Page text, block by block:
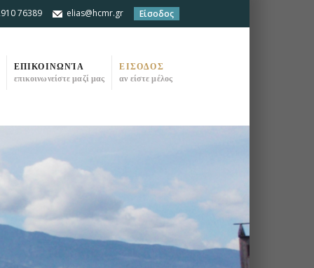
Είσοδος
76389 elias@hcmr.gr
ΕΠΙΚΟΙΝΩΝΊΑ
επικοινωνείστε μαζί μας
ΕΙΣΟΔΟΣ
αν είστε μέλος